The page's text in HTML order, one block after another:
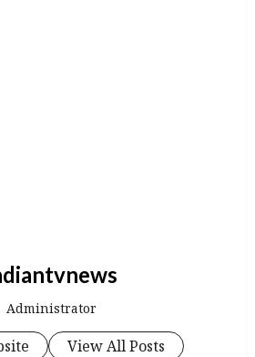
Administrator
View All Posts